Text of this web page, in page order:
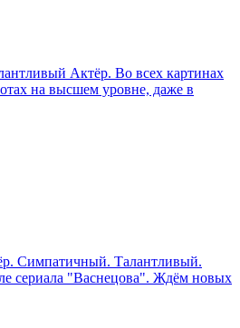
Актёр. Во всех картинах
на высшем уровне, даже в
Симпатичный. Талантливый.
сериала "Васнецова". Ждём новых